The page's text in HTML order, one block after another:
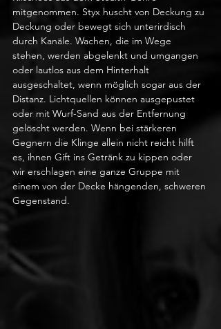
mitgenommen. Styx huscht von Deckung zu
Deckung oder bewegt sich unterirdisch
durch Kanäle. Wachen, die im Wege
stehen, werden abgelenkt und umgangen
oder lautlos aus dem Hinterhalt
ausgeschaltet, wenn möglich sogar aus der
Distanz. Lichtquellen können ausgepustet
oder mit Wurf-Sand aus der Entfernung
gelöscht werden. Wenn bei stärkeren
Gegnern die Klinge allein nicht reicht hilft
es, ihnen Gift ins Getränk zu kippen oder
wir erschlagen eine ganze Gruppe mit
einem von der Decke hängenden, schweren
Gegenstand.